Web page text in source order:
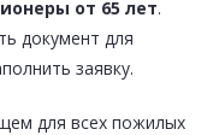
от 65 лет.
документ для
заявку.
для всех пожилых